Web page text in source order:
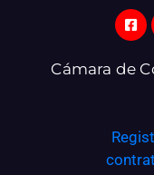
Cámara de